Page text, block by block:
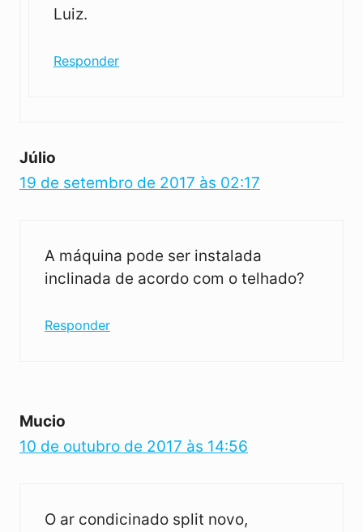
Luiz.
Responder
Júlio
19 de setembro de 2017 às 02:17
A máquina pode ser instalada
inclinada de acordo com o telhado?
Responder
Mucio
10 de outubro de 2017 às 14:56
O ar condicinado split novo,